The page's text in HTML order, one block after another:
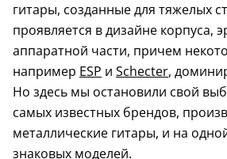
гитары, созданные для тяжелых
проявляется в дизайне корпуса,
аппаратной части, причем
например ESP и Schecter,
Но здесь мы остановили свой
самых известных брендов,
металлические гитары, и на
знаковых моделей.